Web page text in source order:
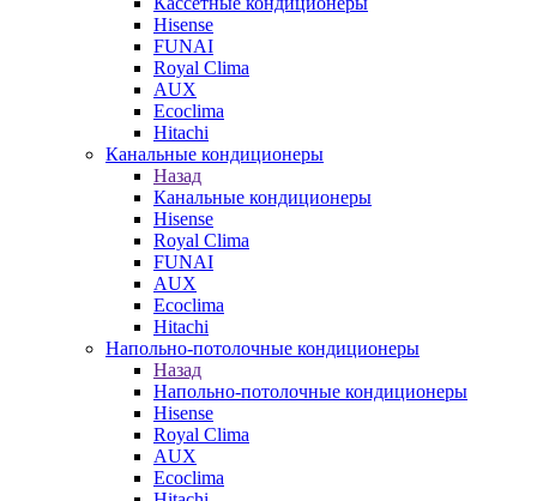
Hisense
FUNAI
Royal Clima
AUX
Ecoclima
Hitachi
Канальные кондиционеры
Назад
Канальные кондиционеры
Hisense
Royal Clima
FUNAI
AUX
Ecoclima
Hitachi
Напольно-потолочные кондиционеры
Назад
Напольно-потолочные кондиционеры
Hisense
Royal Clima
AUX
Ecoclima